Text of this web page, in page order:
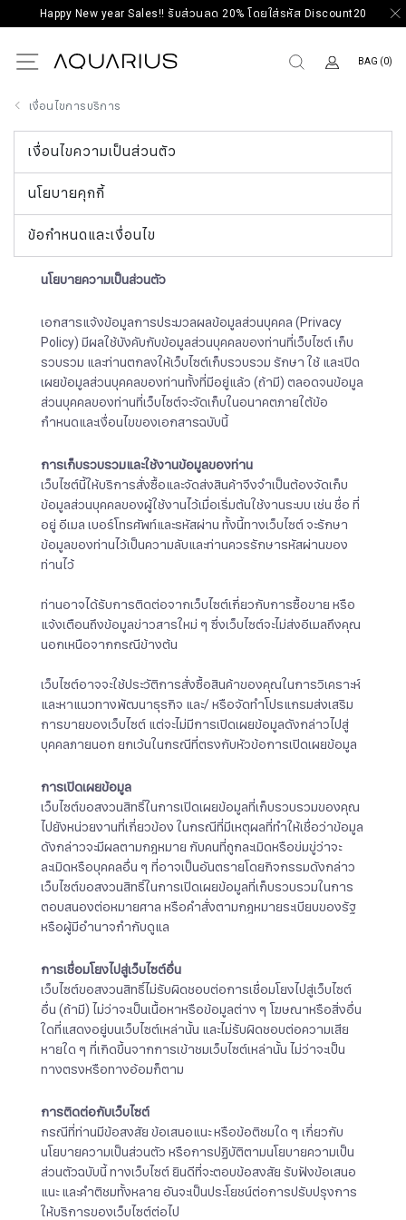
Happy New year Sales!! รับส่วนลด 20% โดยใส่รหัส Discount20
BAG (0)
เงื่อนไขการบริการ
เงื่อนไขความเป็นส่วนตัว
นโยบายคุกกี้
ข้อกำหนดและเงื่อนไข
นโยบายความเป็นส่วนตัว
เอกสารแจ้งข้อมูลการประมวลผลข้อมูลส่วนบุคคล (Privacy
Policy) มีผลใช้บังคับกับข้อมูลส่วนบุคคลของท่านที่เว็บไซต์ เก็บ
รวบรวม และท่านตกลงให้เว็บไซต์เก็บรวบรวม รักษา ใช้ และเปิด
เผยข้อมูลส่วนบุคคลของท่านทั้งที่มีอยู่แล้ว (ถ้ามี) ตลอดจนข้อมูล
ส่วนบุคคลของท่านที่เว็บไซต์จะจัดเก็บในอนาคตภายใต้ข้อ
กำหนดและเงื่อนไขของเอกสารฉบับนี้
การเก็บรวบรวมและใช้งานข้อมูลของท่าน
เว็บไซต์นี้ให้บริการสั่งซื้อและจัดส่งสินค้าจึงจำเป็นต้องจัดเก็บ
ข้อมูลส่วนบุคคลของผู้ใช้งานไว้เมื่อเริ่มต้นใช้งานระบบ เช่น ชื่อ ที่
อยู่ อีเมล เบอร์โทรศัพท์และรหัสผ่าน ทั้งนี้ทางเว็บไซต์ จะรักษา
ข้อมูลของท่านไว้เป็นความลับและท่านควรรักษารหัสผ่านของ
ท่านไว้
ท่านอาจได้รับการติดต่อจากเว็บไซต์เกี่ยวกับการซื้อขาย หรือ
แจ้งเตือนถึงข้อมูลข่าวสารใหม่ ๆ ซึ่งเว็บไซต์จะไม่ส่งอีเมลถึงคุณ
นอกเหนือจากกรณีข้างต้น
เว็บไซต์อาจจะใช้ประวัติการสั่งซื้อสินค้าของคุณในการวิเคราะห์
และหาแนวทางพัฒนาธุรกิจ และ/ หรือจัดทำโปรแกรมส่งเสริม
การขายของเว็บไซต์ แต่จะไม่มีการเปิดเผยข้อมูลดังกล่าวไปสู่
บุคคลภายนอก ยกเว้นในกรณีที่ตรงกับหัวข้อการเปิดเผยข้อมูล
การเปิดเผยข้อมูล
เว็บไซต์ขอสงวนสิทธิ์ในการเปิดเผยข้อมูลที่เก็บรวบรวมของคุณ
ไปยังหน่วยงานที่เกี่ยวข้อง ในกรณีที่มีเหตุผลที่ทำให้เชื่อว่าข้อมูล
ดังกล่าวจะมีผลตามกฎหมาย กับคนที่ถูกละเมิดหรือข่มขู่ว่าจะ
ละเมิดหรือบุคคลอื่น ๆ ที่อาจเป็นอันตรายโดยกิจกรรมดังกล่าว
เว็บไซต์ขอสงวนสิทธิ์ในการเปิดเผยข้อมูลที่เก็บรวบรวมในการ
ตอบสนองต่อหมายศาล หรือคำสั่งตามกฎหมายระเบียบของรัฐ
หรือผู้มีอำนาจกำกับดูแล
การเชื่อมโยงไปสู่เว็บไซต์อื่น
เว็บไซต์ขอสงวนสิทธิ์ไม่รับผิดชอบต่อการเชื่อมโยงไปสู่เว็บไซต์
อื่น (ถ้ามี) ไม่ว่าจะเป็นเนื้อหาหรือข้อมูลต่าง ๆ โฆษณาหรือสิ่งอื่น
ใดที่แสดงอยู่บนเว็บไซต์เหล่านั้น และไม่รับผิดชอบต่อความเสีย
หายใด ๆ ที่เกิดขึ้นจากการเข้าชมเว็บไซต์เหล่านั้น ไม่ว่าจะเป็น
ทางตรงหรือทางอ้อมก็ตาม
การติดต่อกับเว็บไซต์
กรณีที่ท่านมีข้อสงสัย ข้อเสนอแนะ หรือข้อติชมใด ๆ เกี่ยวกับ
นโยบายความเป็นส่วนตัว หรือการปฏิบัติตามนโยบายความเป็น
ส่วนตัวฉบับนี้ ทางเว็บไซต์ ยินดีที่จะตอบข้อสงสัย รับฟังข้อเสนอ
แนะ และคำติชมทั้งหลาย อันจะเป็นประโยชน์ต่อการปรับปรุงการ
ให้บริการของเว็บไซต์ต่อไป